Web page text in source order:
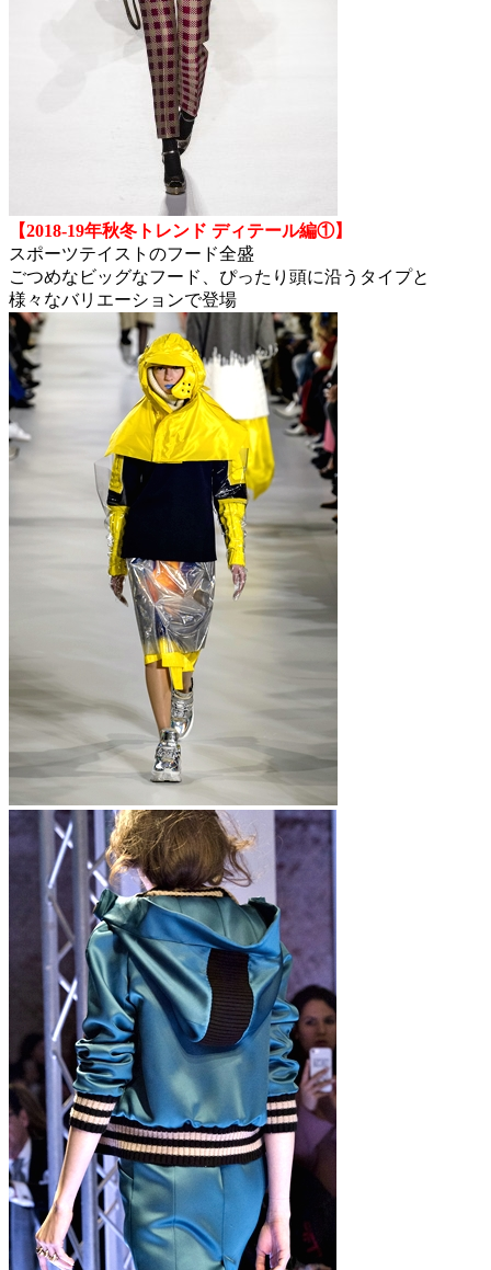
【2018-19年秋冬トレンド ディテール編①】
スポーツテイストのフード全盛
ごつめなビッグなフード、ぴったり頭に沿うタイプと
様々なバリエーションで登場